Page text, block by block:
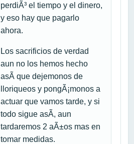
perdiÃ³ el tiempo y el dinero,
y eso hay que pagarlo
ahora.
Los sacrificios de verdad
aun no los hemos hecho
asÃ­ que dejemonos de
lloriqueos y pongÃ¡monos a
actuar que vamos tarde, y si
todo sigue asÃ­, aun
tardaremos 2 aÃ±os mas en
tomar medidas.